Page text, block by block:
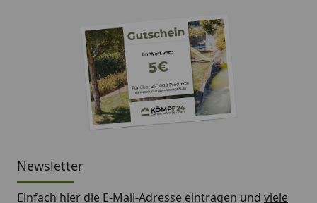
Montageanleitung
Weka Gartenoase 651 B Gr. 2
Montageanleitung
Weka Gartenoase 651 B Gr. 3
Montageanleitung
Daten
Weka Gartenoase 651 B Gr. 2 Technische
Newsletter
Einfach hier die E-Mail-Adresse eintragen und viele